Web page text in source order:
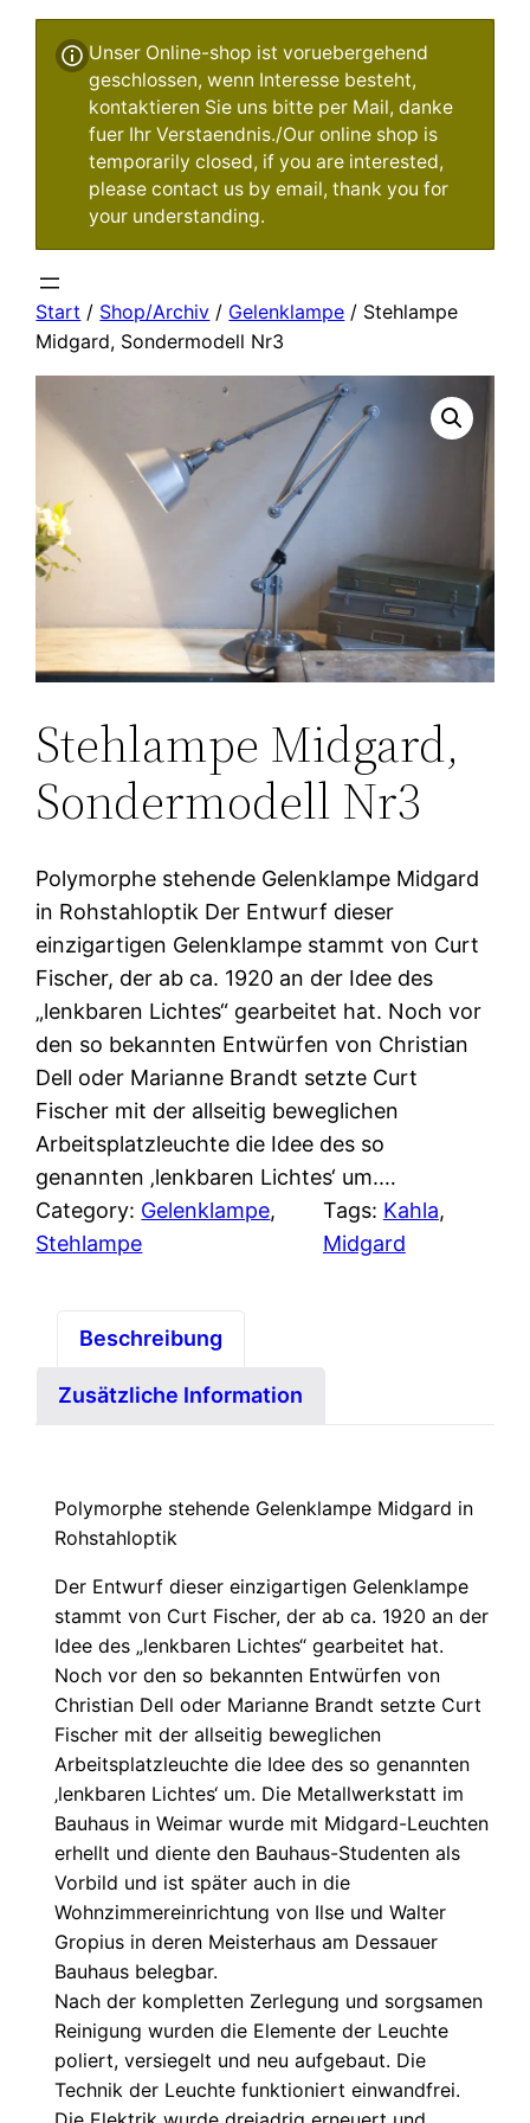
Unser Online-shop ist voruebergehend
geschlossen, wenn Interesse besteht,
kontaktieren Sie uns bitte per Mail, danke
fuer Ihr Verstaendnis./Our online shop is
temporarily closed, if you are interested,
please contact us by email, thank you for
your understanding.
Start / Shop/Archiv / Gelenklampe / Stehlampe
Midgard, Sondermodell Nr3
Stehlampe Midgard,
Sondermodell Nr3
Polymorphe stehende Gelenklampe Midgard
in Rohstahloptik Der Entwurf dieser
einzigartigen Gelenklampe stammt von Curt
Fischer, der ab ca. 1920 an der Idee des
„lenkbaren Lichtes“ gearbeitet hat. Noch vor
den so bekannten Entwürfen von Christian
Dell oder Marianne Brandt setzte Curt
Fischer mit der allseitig beweglichen
Arbeitsplatzleuchte die Idee des so
genannten ‚lenkbaren Lichtes‘ um.…
Category: Gelenklampe
Stehlampe
Tags: Kahla
Midgard
Beschreibung
Zusätzliche Information
Polymorphe stehende Gelenklampe Midgard in
Rohstahloptik
Der Entwurf dieser einzigartigen Gelenklampe
stammt von Curt Fischer, der ab ca. 1920 an der
Idee des „lenkbaren Lichtes“ gearbeitet hat.
Noch vor den so bekannten Entwürfen von
Christian Dell oder Marianne Brandt setzte Curt
Fischer mit der allseitig beweglichen
Arbeitsplatzleuchte die Idee des so genannten
‚lenkbaren Lichtes‘ um. Die Metallwerkstatt im
Bauhaus in Weimar wurde mit Midgard-Leuchten
erhellt und diente den Bauhaus-Studenten als
Vorbild und ist später auch in die
Wohnzimmereinrichtung von Ilse und Walter
Gropius in deren Meisterhaus am Dessauer
Bauhaus belegbar.
Nach der kompletten Zerlegung und sorgsamen
Reinigung wurden die Elemente der Leuchte
poliert, versiegelt und neu aufgebaut. Die
Technik der Leuchte funktioniert einwandfrei.